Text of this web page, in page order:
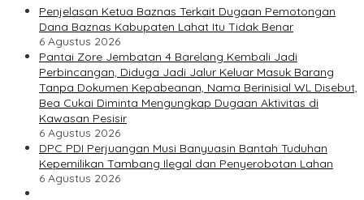
Penjelasan Ketua Baznas Terkait Dugaan Pemotongan
Dana Baznas Kabupaten Lahat Itu Tidak Benar
6 Agustus 2026
Pantai Zore Jembatan 4 Barelang Kembali Jadi
Perbincangan, Diduga Jadi Jalur Keluar Masuk Barang
Tanpa Dokumen Kepabeanan, Nama Berinisial WL Disebut,
Bea Cukai Diminta Mengungkap Dugaan Aktivitas di
Kawasan Pesisir
6 Agustus 2026
DPC PDI Perjuangan Musi Banyuasin Bantah Tuduhan
Kepemilikan Tambang Ilegal dan Penyerobotan Lahan
6 Agustus 2026